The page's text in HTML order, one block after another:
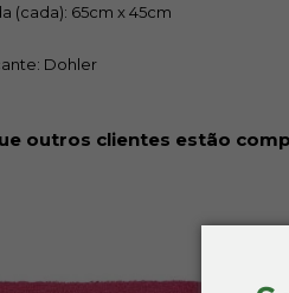
(cada): 65cm x 45cm
Dohler
outros clientes estão